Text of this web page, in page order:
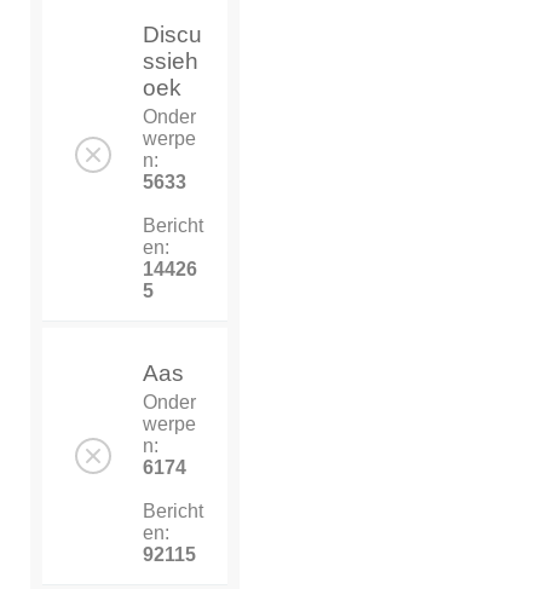
Discu
ssieh
oek
Onder
werpe
n:
5633
Bericht
en:
14426
5
Aas
Onder
werpe
n:
6174
Bericht
en:
92115